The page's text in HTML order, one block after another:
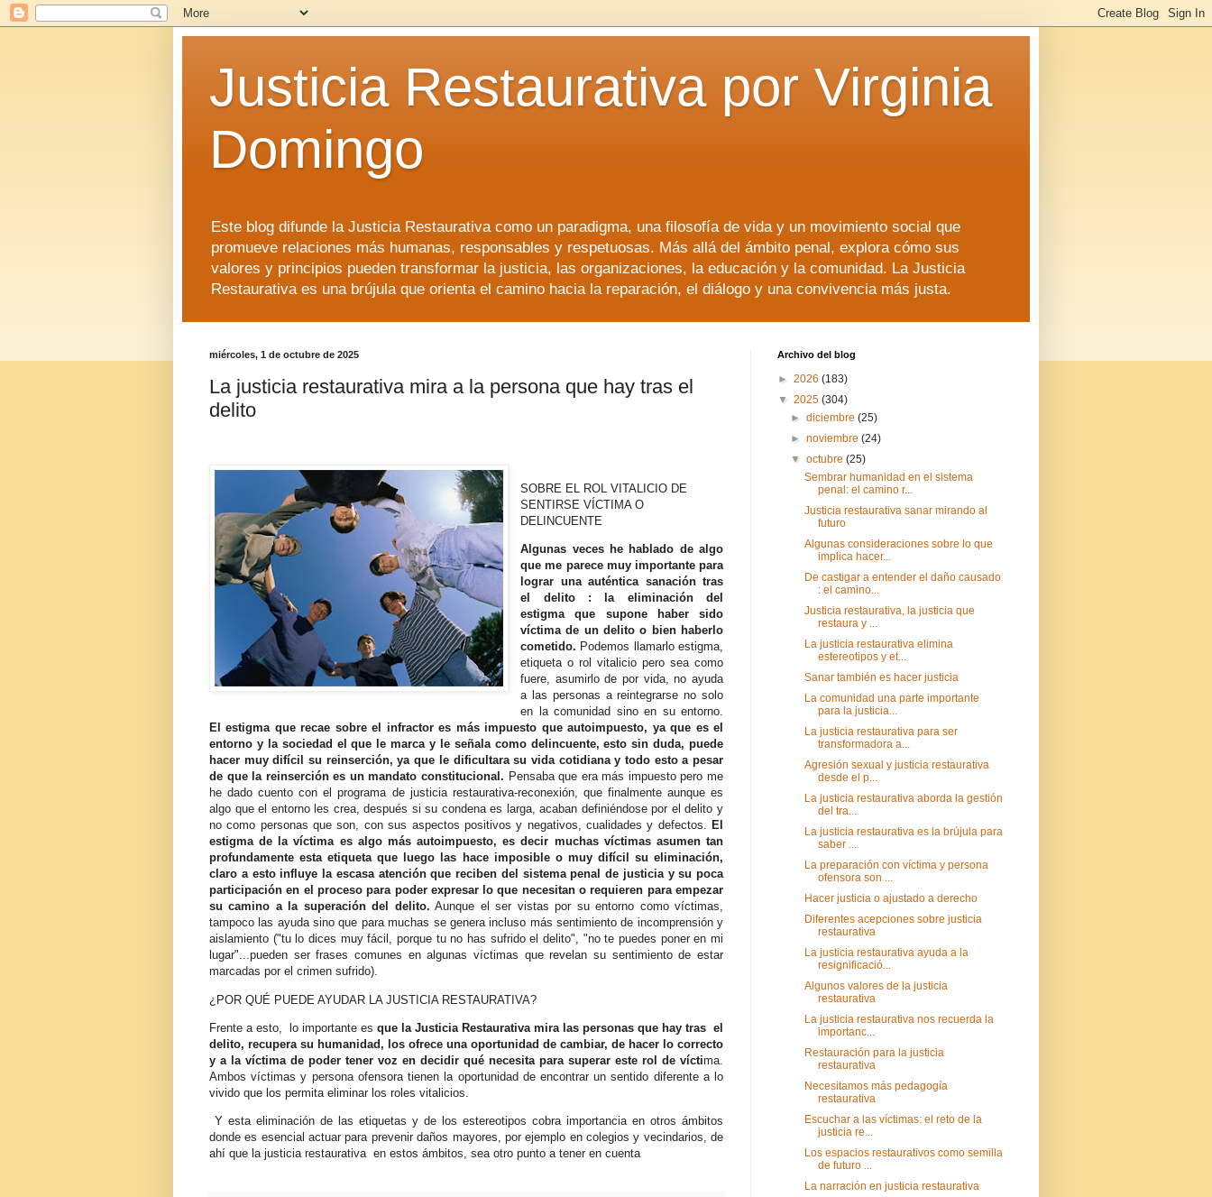
Justicia Restaurativa por Virginia
Domingo
Este blog difunde la Justicia Restaurativa como un paradigma, una filosofía de vida y un movimiento social que
promueve relaciones más humanas, responsables y respetuosas. Más allá del ámbito penal, explora cómo sus
valores y principios pueden transformar la justicia, las organizaciones, la educación y la comunidad. La Justicia
Restaurativa es una brújula que orienta el camino hacia la reparación, el diálogo y una convivencia más justa.
miércoles, 1 de octubre de 2025
La justicia restaurativa mira a la persona que hay tras el
delito
SOB RE EL ROL VITALICIO DE
SENTIRSE VÍCTIMA O
DELINCUENTE
Algunas veces he hablado de algo
que me parece muy importante para
lograr una auténtica sanación tras
el delito : la eliminación del
estigma que supone haber sido
víctima de un delito o bien haberlo
cometido. Podemos llamarlo estigma,
etiqueta o rol vitalicio pero sea como
fuere, asumirlo de por vida, no ayuda
a las personas a reintegrarse no solo
en la comunidad sino en su entorno.
El estigma que recae sobre el infractor es más impuesto que autoimpuesto, ya que es el
entorno y la sociedad el que le marca y le señala como delincuente, esto sin duda, puede
hacer muy difícil su reinserción, ya que le dificultara su vida cotidiana y todo esto a pesar
de que la reinserción es un mandato constitucional. Pensaba que era más impuesto pero me
he dado cuento con el programa de justicia restaurativa-reconexión, que finalmente aunque es
algo que el entorno les crea, después si su condena es larga, acaban definiéndose por el delito y
no como personas que son, con sus aspectos positivos y negativos, cualidades y defectos. El
estigma de la víctima es algo más autoimpuesto, es decir muchas víctimas asumen tan
profundamente esta etiqueta que luego las hace imposible o muy difícil su eliminación,
claro a esto influye la escasa atención que reciben del sistema penal de justicia y su poca
participación en el proceso para poder expresar lo que necesitan o requieren para empezar
su camino a la superación del delito. Aunque el ser vistas por su entorno como víctimas,
tampoco las ayuda sino que para muchas se genera incluso más sentimiento de incomprensión y
aislamiento ("tu lo dices muy fácil, porque tu no has sufrido el delito", "no te puedes poner en mi
lugar"...pueden ser frases comunes en algunas víctimas que revelan su sentimiento de estar
marcadas por el crimen sufrido).
¿POR QUÉ PUEDE AYUDAR LA JUSTICIA RESTAURATIVA?
Frente a esto, lo importante es que la Justicia Restaurativa mira las personas que hay tras el
delito, recupera su humanidad, los ofrece una oportunidad de cambiar, de hacer lo correcto
y a la víctima de poder tener voz en decidir qué necesita para superar este rol de víctima.
Ambos víctimas y persona ofensora tienen la oportunidad de encontrar un sentido diferente a lo
vivido que los permita eliminar los roles vitalicios.
Y esta eliminación de las etiquetas y de los estereotipos cobra importancia en otros ámbitos
donde es esencial actuar para prevenir daños mayores, por ejemplo en colegios y vecindarios, de
ahí que la justicia restaurativa en estos ámbitos, sea otro punto a tener en cuenta
Archivo del blog
► 2026 (183)
▼ 2025 (304)
►diciembre(25)
►noviembre(24)
▼octubre(25)
Sembrar humanidad en el sistema
penal: el camino r...
Justicia restaurativa sanar mirando al
futuro
Algunas consideraciones sobre lo que
implica hacer...
De castigar a entender el daño causado
: el camino...
Justicia restaurativa, la justicia que
restaura y ...
La justicia restaurativa elimina
estereotipos y et...
Sanar también es hacer justicia
La comunidad una parte importante
para la justicia...
La justicia restaurativa para ser
transformadora a...
Agresión sexual y justicia restaurativa
desde el p...
La justicia restaurativa aborda la gestión
del tra...
La justicia restaurativa es la brújula para
saber ...
La preparación con víctima y persona
ofensora son ...
Hacer justicia o ajustado a derecho
Diferentes acepciones sobre justicia
restaurativa
La justicia restaurativa ayuda a la
resignificació...
Algunos valores de la justicia
restaurativa
La justicia restaurativa nos recuerda la
importanc...
Restauración para la justicia
restaurativa
Necesitamos más pedagogía
restaurativa
Escuchar a las víctimas: el reto de la
justicia re...
Los espacios restaurativos como semilla
de futuro ...
La narración en justicia restaurativa